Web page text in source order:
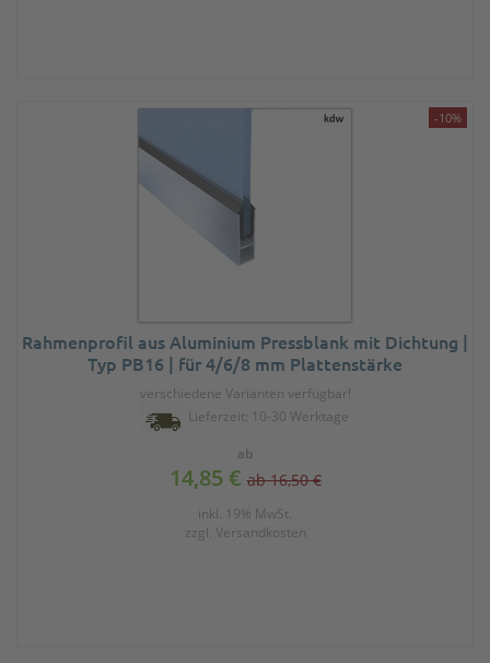
-10%
Rahmenprofil aus Aluminium Pressblank mit Dichtung |
Typ PB16 | für 4/6/8 mm Plattenstärke
verschiedene Varianten verfügbar!
Lieferzeit: 10-30 Werktage
ab
14,85 €ab 16,50 €
inkl. 19% MwSt.
zzgl. Versandkosten